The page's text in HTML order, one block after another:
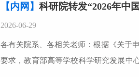
线医疗数字化专项（二期）申请书.docx
【内网】 科研院转发“2026年中
2026-06-29
各有关院系、各相关老师：根据《关于
要求，教育部高等学校科学研究发展中